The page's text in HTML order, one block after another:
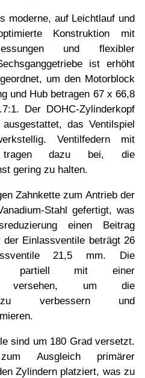
moderne, auf Leichtlauf und
Konstruktion mit
und flexibler
ist erhöht
um den Motorblock
und Hub betragen 67 x 66,8
Der DOHC-Zylinderkopf
das Ventilspiel
Ventilfedern mit
tragen dazu bei, die
gering zu halten.
Zahnkette zum Antrieb der
Stahl gefertigt, was
einen Beitrag
Einlassventile beträgt 26
21,5 mm. Die
partiell mit einer
versehen, um die
zu verbessern und
sind um 180 Grad versetzt.
Ausgleich primärer
Zylindern platziert, was zu